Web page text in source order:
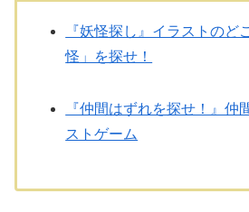
『妖怪探し』イラストのど
怪」を探せ！
『仲間はずれを探せ！』仲
ストゲーム